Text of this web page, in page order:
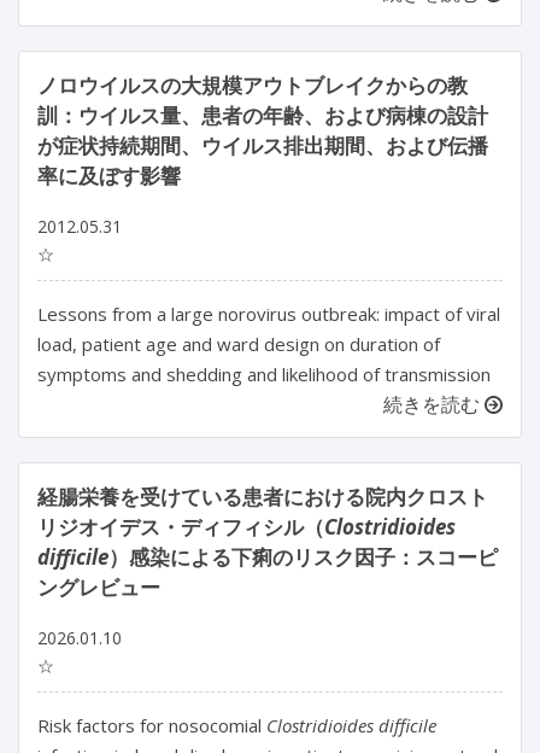
ノロウイルスの大規模アウトブレイクからの教
訓：ウイルス量、患者の年齢、および病棟の設計
が症状持続期間、ウイルス排出期間、および伝播
率に及ぼす影響
2012.05.31
☆
Lessons from a large norovirus outbreak: impact of viral
load, patient age and ward design on duration of
symptoms and shedding and likelihood of transmission
続きを読む
経腸栄養を受けている患者における院内クロスト
リジオイデス・ディフィシル（Clostridioides
difficile）感染による下痢のリスク因子：スコーピ
ングレビュー
2026.01.10
☆
Risk factors for nosocomial